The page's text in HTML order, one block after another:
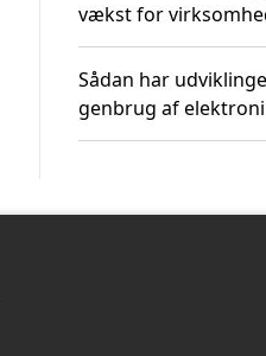
vækst for
Sådan har
genbrug af